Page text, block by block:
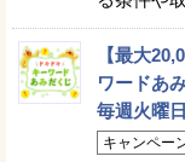
【最大
ワードあ
毎週火曜
キャンペー